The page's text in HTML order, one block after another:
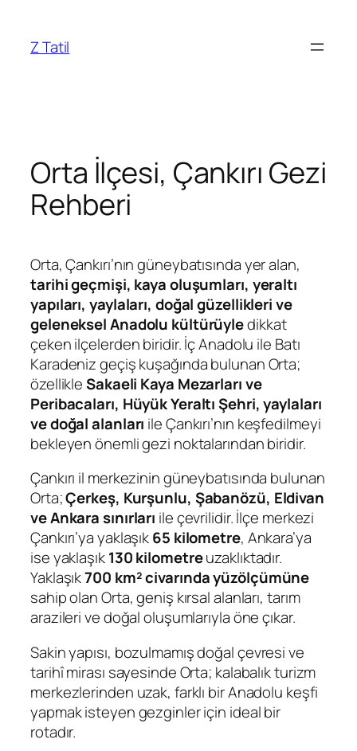
Z Tatil
Orta İlçesi, Çankırı Gezi
Rehberi
Orta, Çankırı’nın güneybatısında yer alan,
tarihi geçmişi, kaya oluşumları, yeraltı
yapıları, yaylaları, doğal güzellikleri ve
geleneksel Anadolu kültürüyledikkat
çeken ilçelerden biridir. İç Anadolu ile Batı
Karadeniz geçiş kuşağında bulunan Orta;
özellikleSakaeli Kaya Mezarları ve
Peribacaları, Hüyük Yeraltı Şehri, yaylaları
ve doğal alanları ile Çankırı’nın keşfedilmeyi
bekleyen önemli gezi noktalarından biridir.
Çankırı il merkezinin güneybatısında bulunan
Orta;Çerkeş, Kurşunlu, Şabanözü, Eldivan
ve Ankara sınırları ile çevrilidir. İlçe merkezi
Çankırı’ya yaklaşık65 kilometre, Ankara’ya
ise yaklaşık130 kilometreuzaklıktadır.
Yaklaşık700 km² civarında yüzölçümüne
sahip olan Orta, geniş kırsal alanları, tarım
arazileri ve doğal oluşumlarıyla öne çıkar.
Sakin yapısı, bozulmamış doğal çevresi ve
tarihî mirası sayesinde Orta; kalabalık turizm
merkezlerinden uzak, farklı bir Anadolu keşfi
yapmak isteyen gezginler için ideal bir
rotadır.